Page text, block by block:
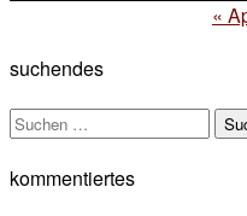
«
suchendes
Suchen
kommentiertes